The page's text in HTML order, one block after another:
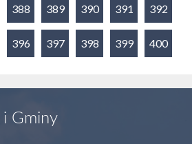
388 389 390 391 392
396 397 398 399 400
Gminy